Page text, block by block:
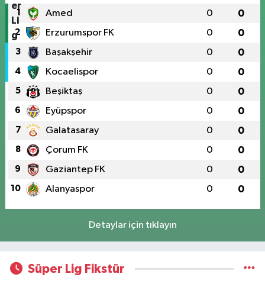
1 Amed 0 0
2 Erzurumspor FK 0 0
3 Başakşehir 0 0
4 Kocaelispor 0 0
5 Beşiktaş 0 0
6 Eyüpspor 0 0
7 Galatasaray 0 0
8 Çorum FK 0 0
9 Gaziantep FK 0 0
10 Alanyaspor 0 0
Detaylar için tıklayın
Süper Lig Fikstür